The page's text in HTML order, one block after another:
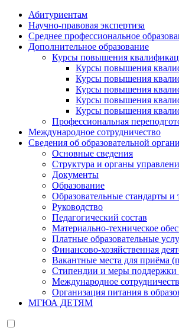
Абитуриентам
Научно-правовая экспертиза
Cреднее профессиональное
Дополнительное образование
Курсы повышения
Курсы повышения
Курсы повышения
Курсы повышения
Курсы повышения
Курсы повышения
Профессиональная
Международное сотрудничество
Сведения об образовательной
Основные сведения
Структура и органы
Документы
Образование
Образовательные стандарты и
Руководство
Педагогический состав
Материально-техническое
Платные образовательные
Финансово-хозяйственная
Вакантные места для приёма
Стипендии и меры поддержки
Международное
Организация питания в
МГЮА ДЕТЯМ